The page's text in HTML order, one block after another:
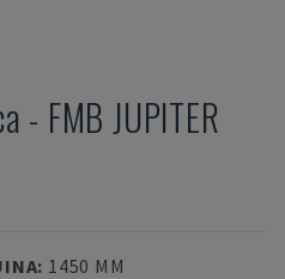
- FMB JUPITER
: 1450 MM